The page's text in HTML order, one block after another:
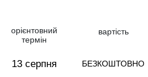
орієнтовний
термін
вартість
13 серпня БЕЗКОШТОВНО